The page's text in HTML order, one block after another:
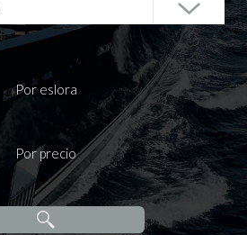
Por eslora
Por precio